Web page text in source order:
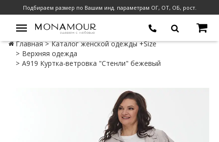
Подбираем размер по Вашим инд. параметрам ОГ, ОТ, ОБ, рост.
Главная
Каталог женской одежды +Size
Верхняя одежда
А919 Куртка-ветровка "Стенли" бежевый